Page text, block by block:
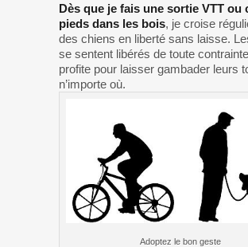
Dès que je fais une sortie VTT ou
pieds dans les bois, je croise
des chiens en liberté sans laisse.
se sentent libérés de toute
profite pour laisser gambader leurs
n’importe où.
Adoptez le bon geste